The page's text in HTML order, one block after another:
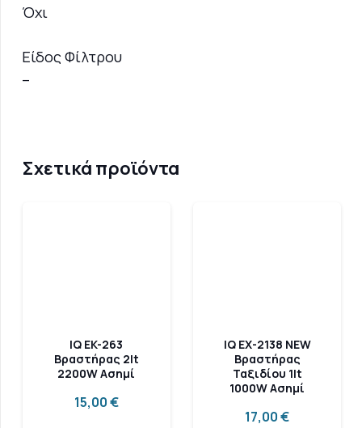
Όχι
Είδος Φίλτρου
–
Σχετικά προϊόντα
IQ EK-263
Βραστήρας 2lt
2200W Ασημί
15,00€
IQ EX-2138 NEW
Βραστήρας
Ταξιδίου 1lt
1000W Ασημί
17,00€